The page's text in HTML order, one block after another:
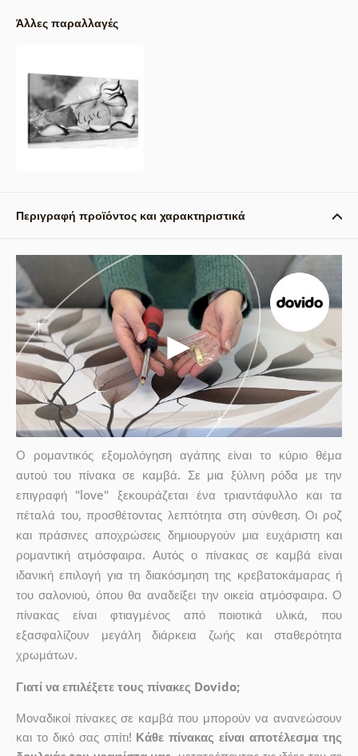
Άλλες παραλλαγές
Περιγραφή προϊόντος και χαρακτηριστικά
Ο ρομαντικός εξομολόγηση αγάπης είναι το κύριο θέμα
αυτού του πίνακα σε καμβά. Σε μια ξύλινη ρόδα με την
επιγραφή "love" ξεκουράζεται ένα τριαντάφυλλο και τα
πέταλά του, προσθέτοντας λεπτότητα στη σύνθεση. Οι ροζ
και πράσινες αποχρώσεις δημιουργούν μια ευχάριστη και
ρομαντική ατμόσφαιρα. Αυτός ο πίνακας σε καμβά είναι
ιδανική επιλογή για τη διακόσμηση της κρεβατοκάμαρας ή
του σαλονιού, όπου θα αναδείξει την οικεία ατμόσφαιρα. Ο
πίνακας είναι φτιαγμένος από ποιοτικά υλικά, που
εξασφαλίζουν μεγάλη διάρκεια ζωής και σταθερότητα
χρωμάτων.
Γιατί να επιλέξετε τους πίνακες Dovido;
Μοναδικοί πίνακες σε καμβά που μπορούν να ανανεώσουν
και το δικό σας σπίτι! Κάθε πίνακας είναι αποτέλεσμα της